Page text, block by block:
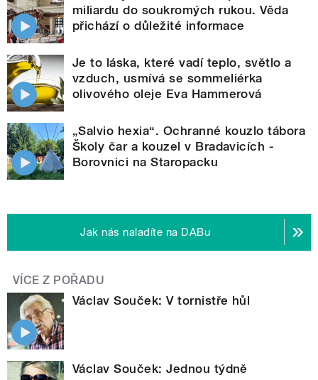
miliardu do soukromých rukou. Věda
přichází o důležité informace
Je to láska, které vadí teplo, světlo a
vzduch, usmívá se sommeliérka
olivového oleje Eva Hammerová
„Salvio hexia“. Ochranné kouzlo tábora
Školy čar a kouzel v Bradavicích -
Borovnici na Staropacku
Jak nás naladíte na DABu
VÍCE Z POŘADU
Václav Souček: V tornistře hůl
Václav Souček: Jednou týdně